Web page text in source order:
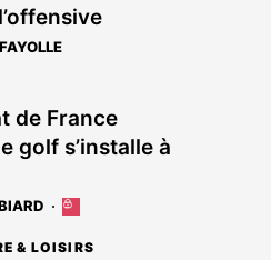
réservé
aux
de France
golf s’installe à
Cet
est
& LOISIRS